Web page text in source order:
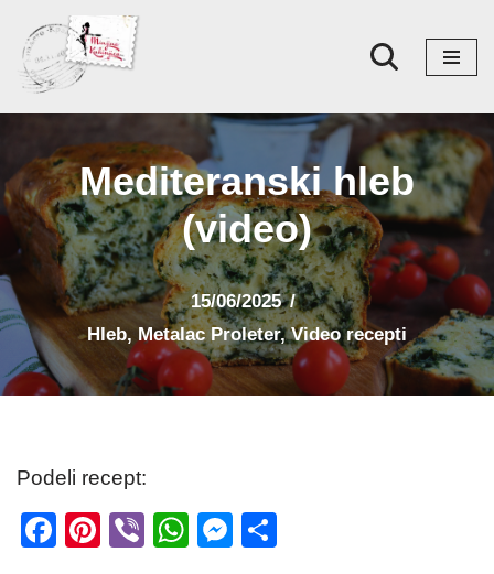
Skoči
na
Mediteranski hleb
(video)
15/06/2025
Hleb,Metalac Proleter,Video recepti
Podeli recept:
F
Pi
Vi
W
M